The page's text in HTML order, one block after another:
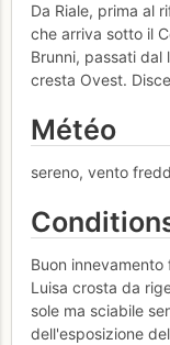
Da Riale, prima al
che arriva sotto il
Brunni, passati dal
cresta Ovest.
Météo
sereno, vento
Buon innevamento
Luisa crosta da
sole ma sciabile
dell'esposizione